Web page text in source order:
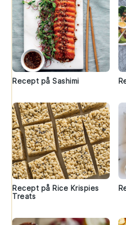
Recept på Sashimi
Recept på Rice Krispies
Treats